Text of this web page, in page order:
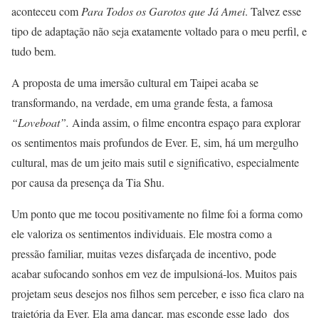
aconteceu com Para Todos os Garotos que Já Amei. Talvez esse
tipo de adaptação não seja exatamente voltado para o meu perfil, e
tudo bem.
A proposta de uma imersão cultural em Taipei acaba se
transformando, na verdade, em uma grande festa, a famosa
“Loveboat”. Ainda assim, o filme encontra espaço para explorar
os sentimentos mais profundos de Ever. E, sim, há um mergulho
cultural, mas de um jeito mais sutil e significativo, especialmente
por causa da presença da Tia Shu.
Um ponto que me tocou positivamente no filme foi a forma como
ele valoriza os sentimentos individuais. Ele mostra como a
pressão familiar, muitas vezes disfarçada de incentivo, pode
acabar sufocando sonhos em vez de impulsioná-los. Muitos pais
projetam seus desejos nos filhos sem perceber, e isso fica claro na
trajetória da Ever. Ela ama dançar, mas esconde esse lado dos